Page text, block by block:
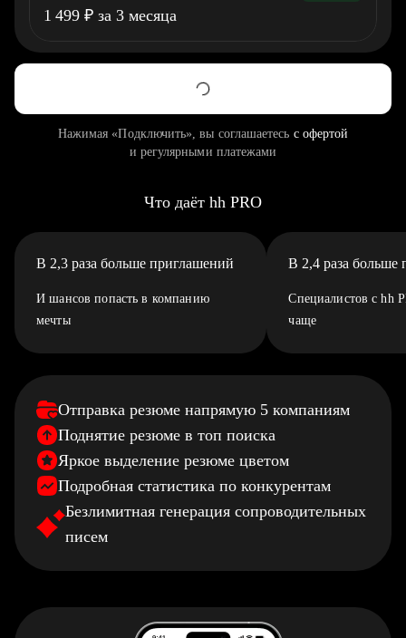
1 499 ₽ за 3 месяца
Нажимая «Подключить», вы соглашаетесь с офертой
и регулярными платежами
Что даёт hh PRO
В 2,3 раза больше приглашений
И шансов попасть в компанию
мечты
В 2,4 раза больше
Специалистов с hh
чаще
Отправка резюме напрямую 5 компаниям
Поднятие резюме в топ поиска
Яркое выделение резюме цветом
Подробная статистика по конкурентам
Безлимитная генерация сопроводительных
писем